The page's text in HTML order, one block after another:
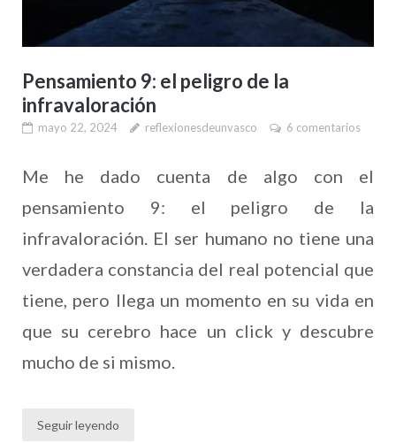
Pensamiento 9: el peligro de la
infravaloración
mayo 22, 2024 reflexionesdeunvasco 6 comentarios
Me he dado cuenta de algo con el
pensamiento 9: el peligro de la
infravaloración. El ser humano no tiene una
verdadera constancia del real potencial que
tiene, pero llega un momento en su vida en
que su cerebro hace un click y descubre
mucho de si mismo.
Seguir leyendo